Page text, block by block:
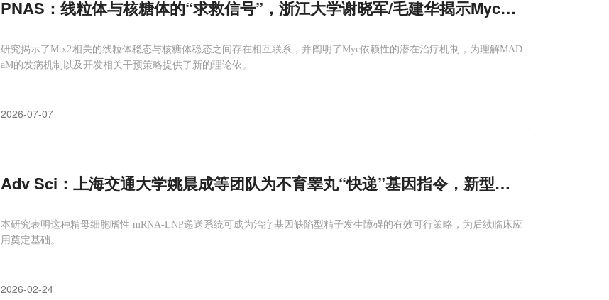
PNAS：线粒体与核糖体的“求救信号”，浙江大学谢晓军/毛建华揭示Myc如何绕过Mtx2
研究揭示了Mtx2相关的线粒体稳态与核糖体稳态之间存在相互联系，并阐明了Myc依赖性的潜在治疗机制，为理解MAD
aM的发病机制以及开发相关干预策略提供了新的理论依。
2026-07-07
Adv Sci：上海交通大学姚晨成等团队为不育睾丸“快递”基因指令，新型纳米疗法成功
本研究表明这种精母细胞嗜性 mRNA‑LNP递送系统可成为治疗基因缺陷型精子发生障碍的有效可行策略，为后续临床应
用奠定基础。
2026-02-24